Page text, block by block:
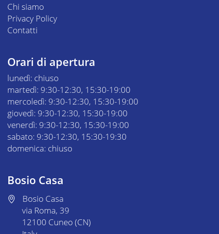
Chi siamo
Privacy Policy
Contatti
Orari di apertura
lunedì: chiuso
martedì: 9:30-12:30, 15:30-19:00
mercoledì: 9:30-12:30, 15:30-19:00
giovedì: 9:30-12:30, 15:30-19:00
venerdì: 9:30-12:30, 15:30-19:00
sabato: 9:30-12:30, 15:30-19:30
domenica: chiuso
Bosio Casa
Bosio Casa
via Roma, 39
12100 Cuneo (CN)